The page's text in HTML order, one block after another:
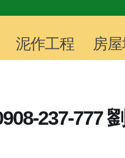
泥作工程 房
237-777 劉